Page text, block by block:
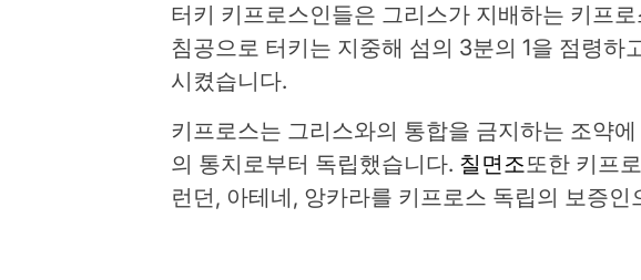
터키 키프로스인들은 그리스가 지배하는 키프
침공으로 터키는 지중해 섬의 3분의 1을 점령하
시켰습니다.
키프로스는 그리스와의 통합을 금지하는 조약
의 통치로부터 독립했습니다. 칠면조또한 키프
런던, 아테네, 앙카라를 키프로스 독립의 보증인